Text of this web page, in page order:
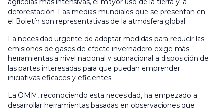
agrícolas más intensivas, el mayor uso de la tierra y la
deforestación. Las medias mundiales que se presentan en
el Boletín son representativas de la atmósfera global.
La necesidad urgente de adoptar medidas para reducir las
emisiones de gases de efecto invernadero exige más
herramientas a nivel nacional y subnacional a disposición de
las partes interesadas para que puedan emprender
iniciativas eficaces y eficientes.
La OMM, reconociendo esta necesidad, ha empezado a
desarrollar herramientas basadas en observaciones que